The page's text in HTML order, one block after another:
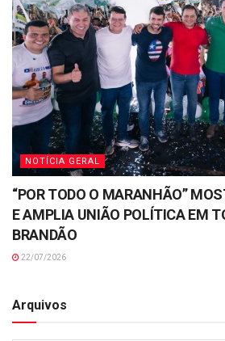
NOTÍCIA GERAL
“POR TODO O MARANHÃO”
E AMPLIA UNIÃO POLÍTICA EM
BRANDÃO
22/07/2026
Arquivos